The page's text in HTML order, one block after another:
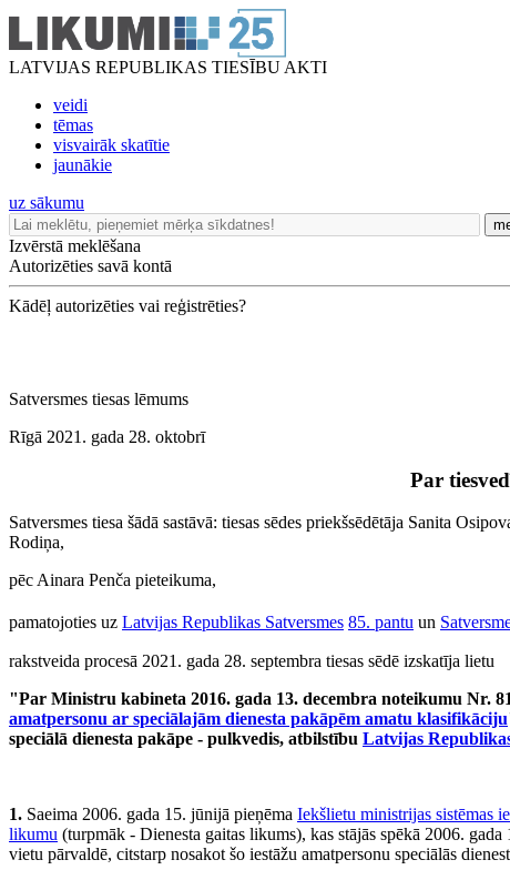
LATVIJAS REPUBLIKAS TIESĪBU AKTI
veidi
tēmas
visvairāk skatītie
jaunākie
uz sākumu
Izvērstā meklēšana
Autorizēties savā kontā
Kādēļ autorizēties vai reģistrēties?
Satversmes tiesas lēmums
Rīgā 2021. gada 28. oktobrī
Par
Satversmes tiesa šādā sastāvā: tiesas sēdes priekšsēdētāja Sanita
Rodiņa,
pēc Ainara Penča pieteikuma,
pamatojoties uz Latvijas Republikas Satversmes 85. pantu un
rakstveida procesā 2021. gada 28. septembra tiesas sēdē izskatīja lietu
"Par Ministru kabineta 2016. gada 13. decembra noteikumu Nr.
amatpersonu ar speciālajām dienesta pakāpēm amatu klasifikāciju
speciālā dienesta pakāpe - pulkvedis, atbilstību Latvijas
1. Saeima 2006. gada 15. jūnijā pieņēma Iekšlietu ministrijas sistēmas
likumu (turpmāk - Dienesta gaitas likums), kas stājās spēkā 2006.
vietu pārvaldē, citstarp nosakot šo iestāžu amatpersonu speciālās